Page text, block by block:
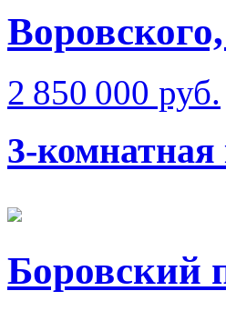
2 850 000 руб.
3-комнатная
Боровский